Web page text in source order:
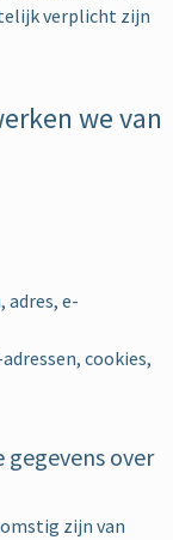
verplicht zijn
we van
adres, e-
cookies,
gegevens over
zijn van